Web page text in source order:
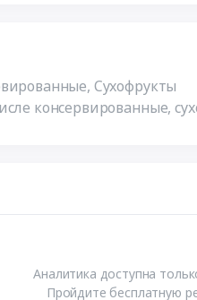
Сухофрукты
консервированные,
Аналитика доступна
Пройдите бесплатную